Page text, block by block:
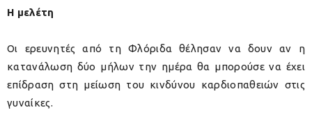
Η μελέτη
Οι ερευνητές από τη Φλόριδα θέλησαν να δουν αν η
κατανάλωση δύο μήλων την ημέρα θα μπορούσε να έχει
επίδραση στη μείωση του κινδύνου καρδιοπαθειών στις
γυναίκες.